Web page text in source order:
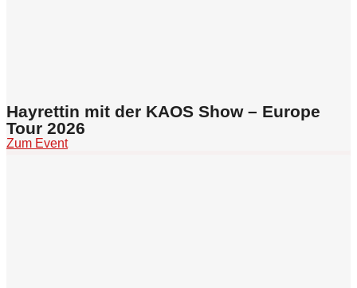
Hayrettin mit der KAOS Show – Europe
Tour 2026
Zum Event